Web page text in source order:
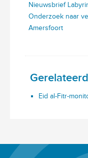
Nieuwsbrief
Onderzoek naar
Amersfoort
Eid al-Fitr-